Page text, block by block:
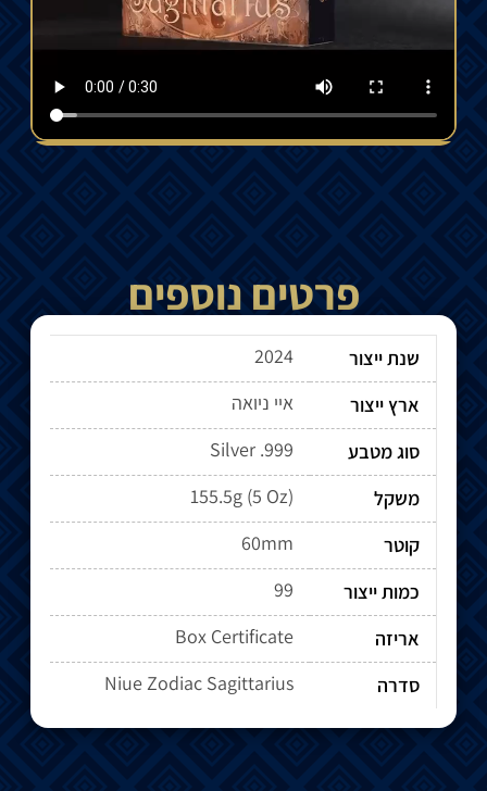
פרטים נוספים
שנת ייצור
2024
ארץ ייצור
איי ניואה
סוג מטבע
Silver .999
משקל
155.5g (5 Oz)
קוטר
60mm
כמות ייצור
99
אריזה
Box Certificate
סדרה
Niue Zodiac Sagittarius